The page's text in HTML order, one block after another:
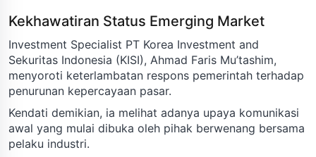
Kekhawatiran Status Emerging Market
Investment Specialist PT Korea Investment and
Sekuritas Indonesia (KISI), Ahmad Faris Mu’tashim,
menyoroti keterlambatan respons pemerintah terhadap
penurunan kepercayaan pasar.
Kendati demikian, ia melihat adanya upaya komunikasi
awal yang mulai dibuka oleh pihak berwenang bersama
pelaku industri.